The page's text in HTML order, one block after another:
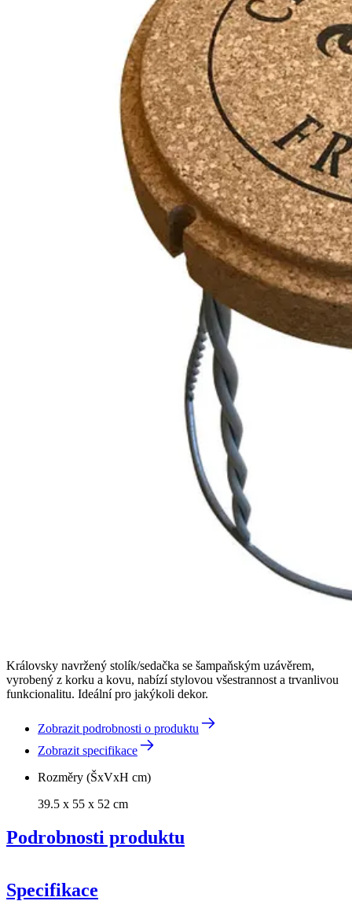
Královsky navržený stolík/sedačka se šampaňským uzávěrem,
vyrobený z korku a kovu, nabízí stylovou všestrannost a trvanlivou
funkcionalitu. Ideální pro jakýkoli dekor.
Zobrazit podrobnosti o produktu
Zobrazit specifikace
Rozměry (ŠxVxH cm)
39.5 x 55 x 52 cm
Podrobnosti produktu
Specifikace